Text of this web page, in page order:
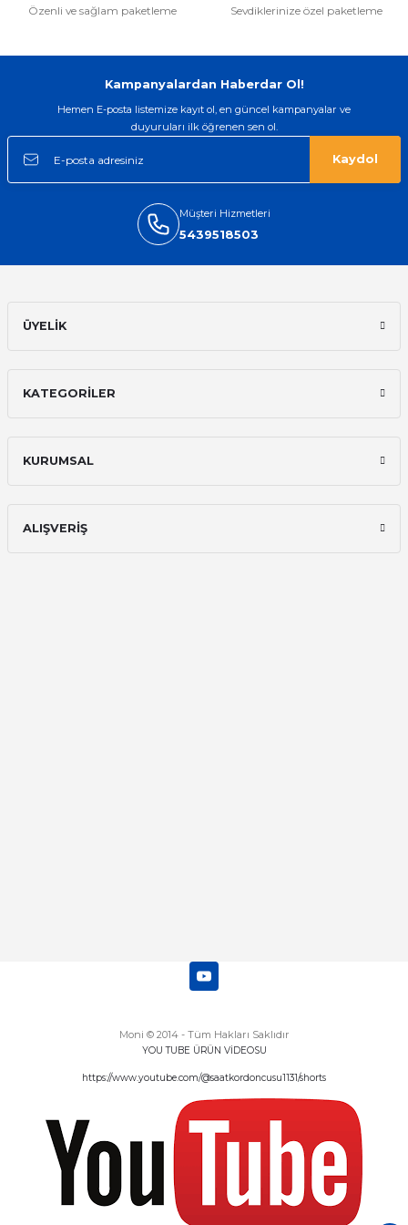
arayip teyit aldiktan sonra yolladılar
Oldukça kaliteli ve şık bir görünümü
rahatsız etmiyor ve tam oturdu.
Sinan Tatlicioglu | 30/01/2026
Ali Bilge Ertan | 11/09/2025
Özenli ve sağlam paketleme Sevdiklerinize özel paketleme
Kampanyalardan Haberdar Ol!
Hemen E-posta listemize kayıt ol, en güncel kampanyalar ve
duyuruları ilk öğrenen sen ol.
Kaydol
Müşteri Hizmetleri
5439518503
ÜYELİK
KATEGORİLER
KURUMSAL
ALIŞVERİŞ
Moni © 2014 - Tüm Hakları Saklıdır
YOU TUBE ÜRÜN VİDEOSU
https://www.youtube.com/@saatkordoncusu1131/shorts